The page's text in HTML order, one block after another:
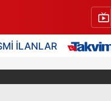
İLANLAR